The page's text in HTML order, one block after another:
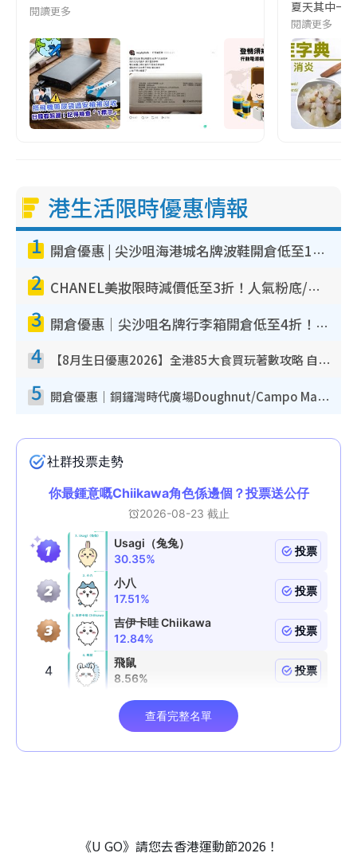
閱讀更多
夏天其中一
閱讀更多
港生活限時優惠情報
1 開倉優惠 | 尖沙咀海港城名牌波鞋開倉低至1折！On鞋$899起／Joy&Peace鞋履$98起
2 CHANEL美妝限時減價低至3折！人氣粉底/唇膏/精華液低至$275！COCO香水都有平
3 開倉優惠｜尖沙咀名牌行李箱開倉低至4折！一連5日 American Tourister/ace./Hallmark $200起！
4 【8月生日優惠2026】全港85大食買玩著數攻略 自助餐/火鍋放題同行免費＋誠品/DONKI送現金券
5 開倉優惠｜銅鑼灣時代廣場Doughnut/Campo Marzio開倉低至1折！背囊、書包、手袋劈價$200起
《U GO》請您去香港運動節2026！